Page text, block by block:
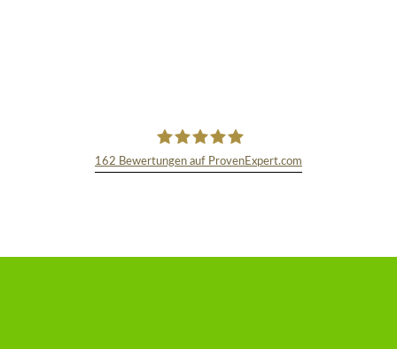
162 Bewertungen auf ProvenExpert.com